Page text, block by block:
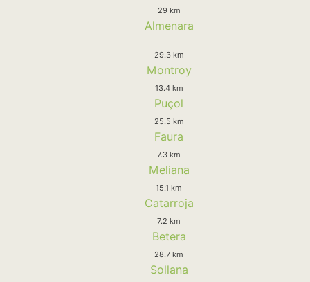
29 km
Almenara
29.3 km
Montroy
13.4 km
Puçol
25.5 km
Faura
7.3 km
Meliana
15.1 km
Catarroja
7.2 km
Betera
28.7 km
Sollana